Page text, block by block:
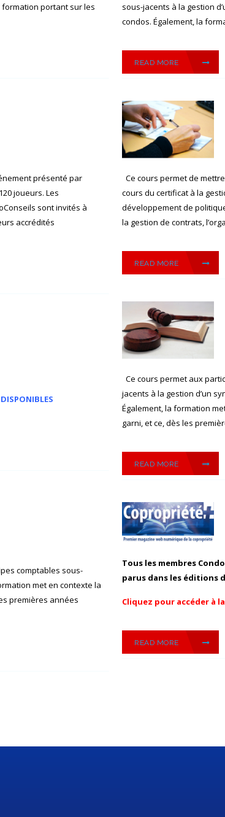
portant sur les
sous-jacents à la gestion
condos. Également, la
READ MORE
présenté par
joueurs. Les
sont invités à
accrédités
Ce cours permet de
cours du certificat à la
développement de
la gestion de contrats,
READ MORE
Ce cours permet aux
jacents à la gestion d’un
Également, la formation
garni, et ce, dès les
READ MORE
comptables sous-
met en contexte la
premières années
Tous les membres
parus dans les éditions
Cliquez pour accéder à la
READ MORE